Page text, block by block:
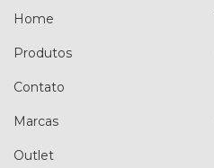
Home
Produtos
Contato
Marcas
Outlet